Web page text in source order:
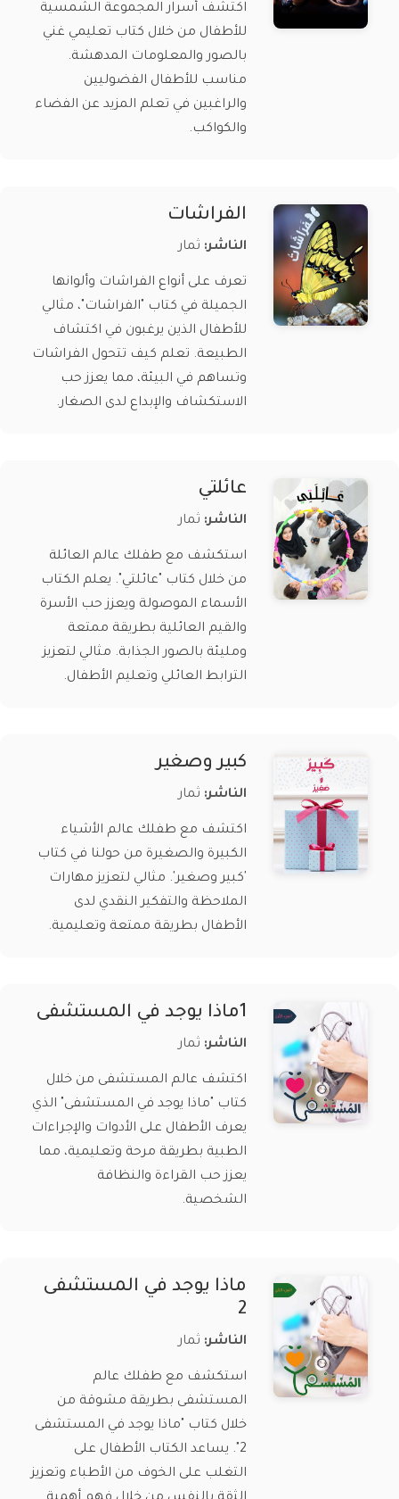
اكتشف أسرار المجموعة الشمسية
للأطفال من خلال كتاب تعليمي غني
بالصور والمعلومات المدهشة.
مناسب للأطفال الفضوليين
والراغبين في تعلم المزيد عن الفضاء
والكواكب.
الفراشات
الناشر: ثمار
تعرف على أنواع الفراشات وألوانها
الجميلة في كتاب "الفراشات"، مثالي
للأطفال الذين يرغبون في اكتشاف
الطبيعة. تعلم كيف تتحول الفراشات
وتساهم في البيئة، مما يعزز حب
الاستكشاف والإبداع لدى الصغار.
عائلتي
الناشر: ثمار
استكشف مع طفلك عالم العائلة
من خلال كتاب "عائلتي". يعلم الكتاب
الأسماء الموصولة ويعزز حب الأسرة
والقيم العائلية بطريقة ممتعة
ومليئة بالصور الجذابة. مثالي لتعزيز
الترابط العائلي وتعليم الأطفال.
كبير وصغير
الناشر: ثمار
اكتشف مع طفلك عالم الأشياء
الكبيرة والصغيرة من حولنا في كتاب
'كبير وصغير'. مثالي لتعزيز مهارات
الملاحظة والتفكير النقدي لدى
الأطفال بطريقة ممتعة وتعليمية.
1ماذا يوجد في المستشفى
الناشر: ثمار
اكتشف عالم المستشفى من خلال
كتاب "ماذا يوجد في المستشفى" الذي
يعرف الأطفال على الأدوات والإجراءات
الطبية بطريقة مرحة وتعليمية، مما
يعزز حب القراءة والنظافة
الشخصية.
ماذا يوجد في المستشفى
2
الناشر: ثمار
استكشف مع طفلك عالم
المستشفى بطريقة مشوقة من
خلال كتاب "ماذا يوجد في المستشفى
2". يساعد الكتاب الأطفال على
التغلب على الخوف من الأطباء وتعزيز